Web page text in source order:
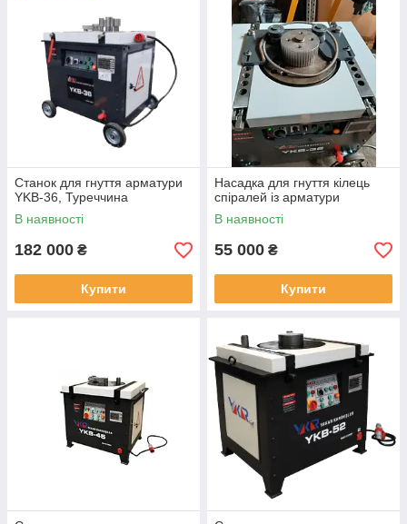
Станок для гнуття арматури
YKB-36, Туреччина
В наявності
182 000 ₴
Купити
Насадка для гнуття кілець
спіралей із арматури
В наявності
55 000 ₴
Купити